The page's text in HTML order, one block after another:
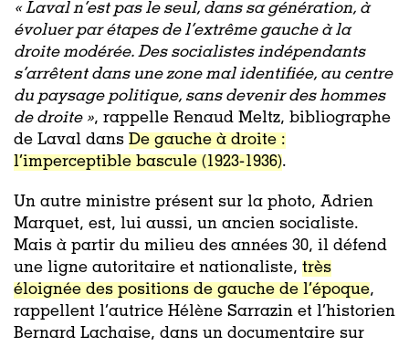
« Laval n’est pas le seul, dans sa génération, à
évoluer par étapes de l’extrême gauche à la
droite modérée. Des socialistes indépendants
s’arrêtent dans une zone mal identifiée, au centre
du paysage politique, sans devenir des hommes
de droite », rappelle Renaud Meltz, bibliographe
de Laval dans De gauche à droite :
l’imperceptible bascule (1923-1936).
Un autre ministre présent sur la photo, Adrien
Marquet, est, lui aussi, un ancien socialiste.
Mais à partir du milieu des années 30, il défend
une ligne autoritaire et nationaliste, très
éloignée des positions de gauche de l’époque,
rappellent l’autrice Hélène Sarrazin et l’historien
Bernard Lachaise, dans un documentaire sur